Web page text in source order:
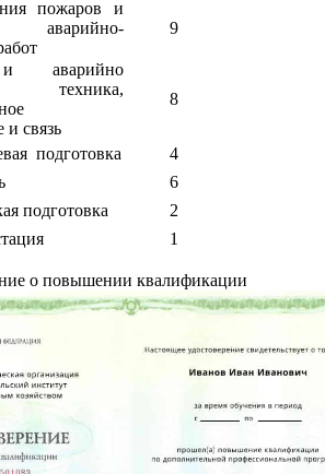
пожаров и
аварийно-
9
аварийно
техника,
и связь
8
подготовка
4
6
подготовка
2
1
о повышении квалификации